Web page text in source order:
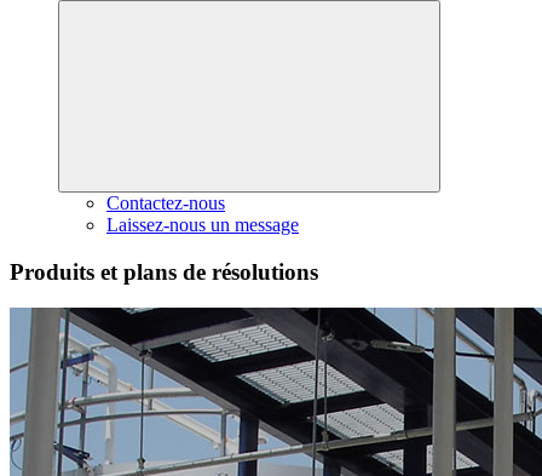
Contactez-nous
Laissez-nous un message
Produits et plans de résolutions